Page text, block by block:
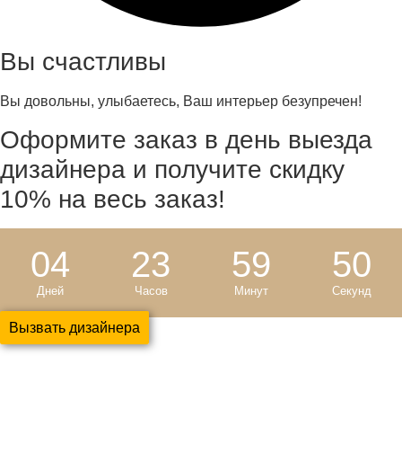
Вы счастливы
Вы довольны, улыбаетесь, Ваш интерьер безупречен!
Оформите заказ в день выезда
дизайнера и получите скидку
10% на весь заказ!
04
Дней
23
Часов
59
Минут
49
Секунд
Вызвать дизайнера